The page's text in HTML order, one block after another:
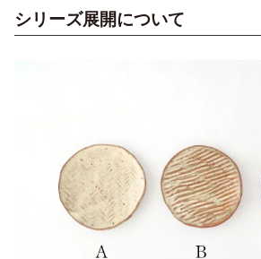
シリーズ展開について